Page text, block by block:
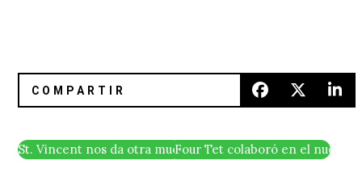
St. Vincent nos da otra muestra de ‘Daddy’s Home’ con
Four Tet colaboró en el nuevo